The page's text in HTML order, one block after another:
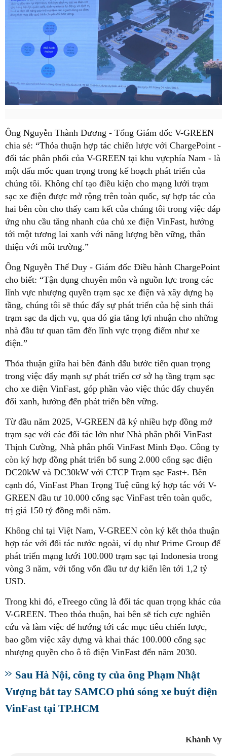
Ông Nguyễn Thành Dương - Tổng Giám đốc V-GREEN
chia sẻ: “Thỏa thuận hợp tác chiến lược với ChargePoint -
đối tác phân phối của V-GREEN tại khu vựcphía Nam - là
một dấu mốc quan trọng trong kế hoạch phát triển của
chúng tôi. Không chỉ tạo điều kiện cho mạng lưới trạm
sạc xe điện được mở rộng trên toàn quốc, sự hợp tác của
hai bên còn cho thấy cam kết của chúng tôi trong việc đáp
ứng nhu cầu tăng nhanh của chủ xe điện VinFast, hướng
tới một tương lai xanh với năng lượng bền vững, thân
thiện với môi trường.”
Ông Nguyễn Thế Duy - Giám đốc Điều hành ChargePoint
cho biết: “Tận dụng chuyên môn và nguồn lực trong các
lĩnh vực nhượng quyền trạm sạc xe điện và xây dựng hạ
tầng, chúng tôi sẽ thúc đẩy sự phát triển của hệ sinh thái
trạm sạc đa dịch vụ, qua đó gia tăng lợi nhuận cho những
nhà đầu tư quan tâm đến lĩnh vực trọng điểm như xe
điện.”
Thỏa thuận giữa hai bên đánh dấu bước tiến quan trọng
trong việc đẩy mạnh sự phát triển cơ sở hạ tầng trạm sạc
cho xe điện VinFast, góp phần vào việc thúc đẩy chuyển
đổi xanh, hướng đến phát triển bền vững.
Từ đầu năm 2025, V-GREEN đã ký nhiều hợp đồng mở
trạm sạc với các đối tác lớn như Nhà phân phối VinFast
Thịnh Cường, Nhà phân phối VinFast Minh Đạo. Công ty
còn ký hợp đồng phát triển bổ sung 2.000 cổng sạc điện
DC20kW và DC30kW với CTCP Trạm sạc Fast+. Bên
cạnh đó, VinFast Phan Trọng Tuệ cũng ký hợp tác với V-
GREEN đầu tư 10.000 cổng sạc VinFast trên toàn quốc,
trị giá 150 tỷ đồng mỗi năm.
Không chỉ tại Việt Nam, V-GREEN còn ký kết thỏa thuận
hợp tác với đối tác nước ngoài, ví dụ như Prime Group để
phát triển mạng lưới 100.000 trạm sạc tại Indonesia trong
vòng 3 năm, với tổng vốn đầu tư dự kiến lên tới 1,2 tỷ
USD.
Trong khi đó, eTreego cũng là đối tác quan trọng khác của
V-GREEN. Theo thỏa thuận, hai bên sẽ tích cực nghiên
cứu và làm việc để hướng tới các mục tiêu chiến lược,
bao gồm việc xây dựng và khai thác 100.000 cổng sạc
nhượng quyền cho ô tô điện VinFast đến năm 2030.
Sau Hà Nội, công ty của ông Phạm Nhật
Vượng bắt tay SAMCO phủ sóng xe buýt điện
VinFast tại TP.HCM
Khánh Vy